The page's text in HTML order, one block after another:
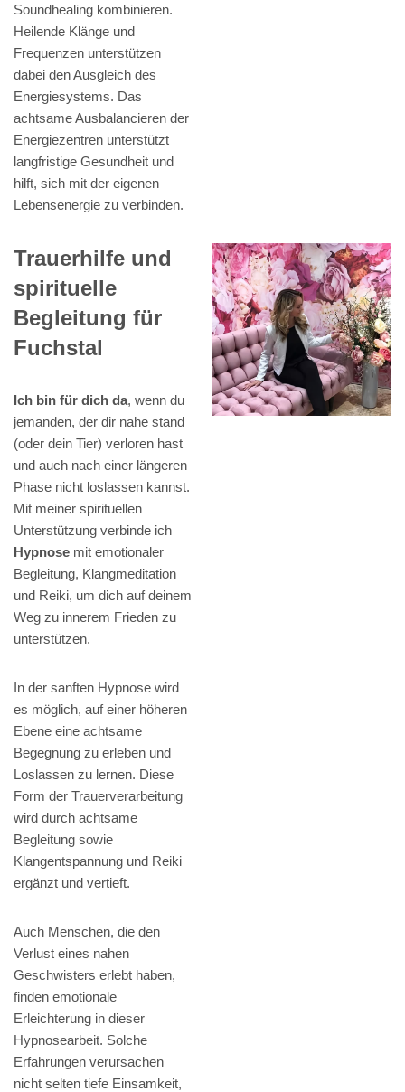
Soundhealing kombinieren.
Heilende Klänge und
Frequenzen unterstützen
dabei den Ausgleich des
Energiesystems. Das
achtsame Ausbalancieren der
Energiezentren unterstützt
langfristige Gesundheit und
hilft, sich mit der eigenen
Lebensenergie zu verbinden.
Trauerhilfe und
spirituelle
Begleitung für
Fuchstal
Ich bin für dich da, wenn du
jemanden, der dir nahe stand
(oder dein Tier) verloren hast
und auch nach einer längeren
Phase nicht loslassen kannst.
Mit meiner spirituellen
Unterstützung verbinde ich
Hypnose mit emotionaler
Begleitung, Klangmeditation
und Reiki, um dich auf deinem
Weg zu innerem Frieden zu
unterstützen.
In der sanften Hypnose wird
es möglich, auf einer höheren
Ebene eine achtsame
Begegnung zu erleben und
Loslassen zu lernen. Diese
Form der Trauerverarbeitung
wird durch achtsame
Begleitung sowie
Klangentspannung und Reiki
ergänzt und vertieft.
Auch Menschen, die den
Verlust eines nahen
Geschwisters erlebt haben,
finden emotionale
Erleichterung in dieser
Hypnosearbeit. Solche
Erfahrungen verursachen
nicht selten tiefe Einsamkeit,